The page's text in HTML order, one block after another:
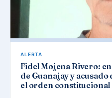
ALERTA
Fidel Mojena Rivero:
de Guanajay y
el orden constitucional